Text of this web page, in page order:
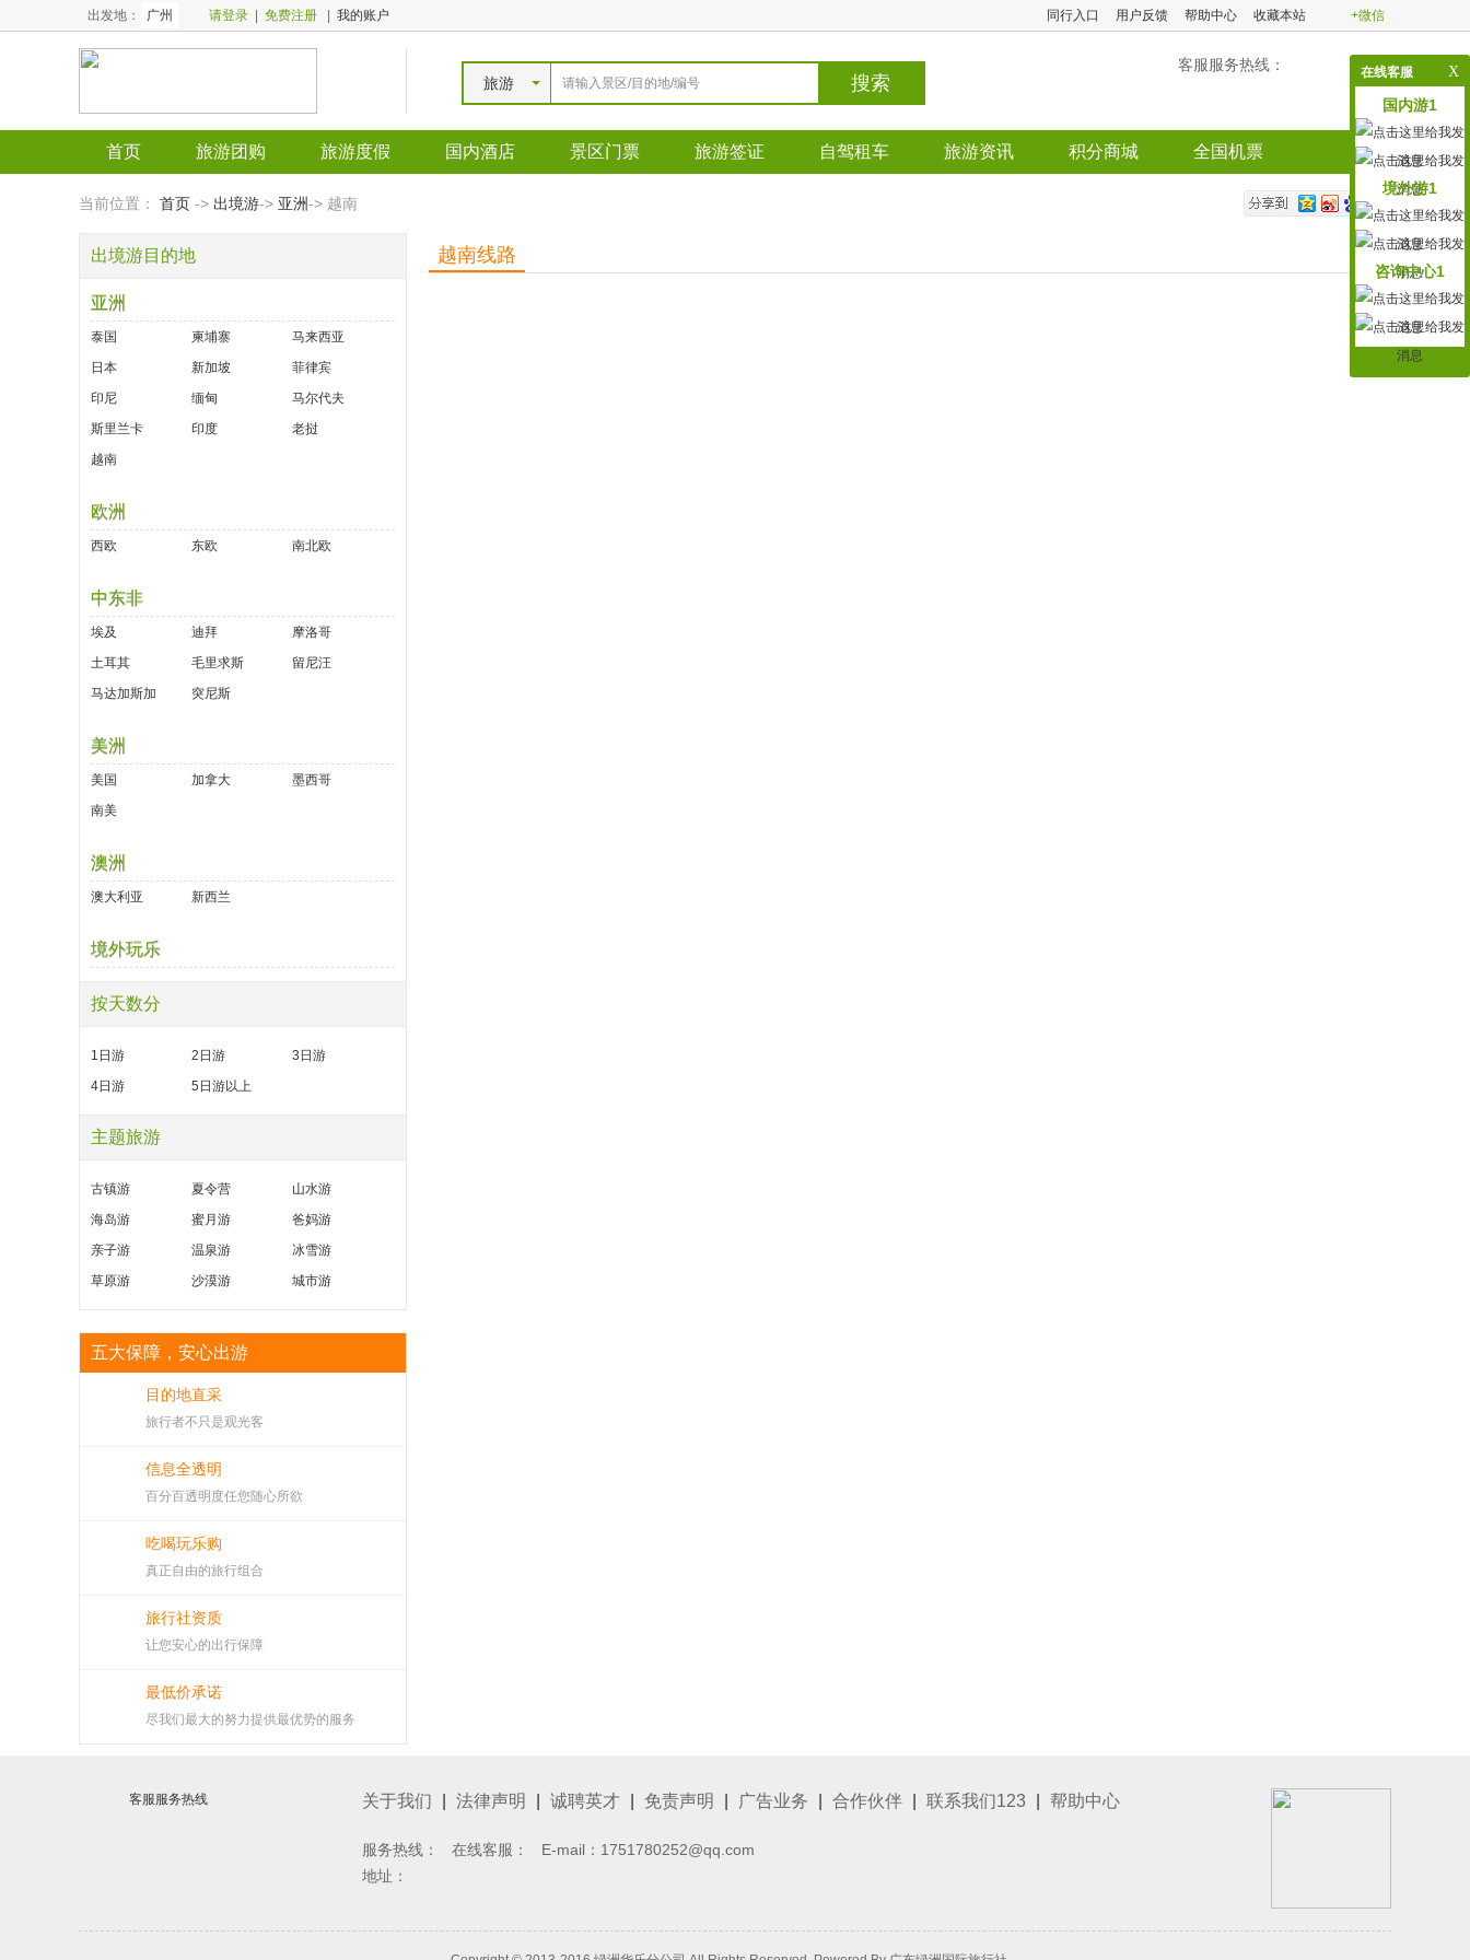
出发地： 广州 请登录 免费注册 我的账户 同行入口 用户反馈 帮助中心 收藏本站 +微信
旅游
客服服务热线：
首页 旅游团购 旅游度假 国内酒店 景区门票 旅游签证 自驾租车 旅游资讯 积分商城 全国机票
全国酒店 全国门票
当前位置： 首页 -> 出境游-> 亚洲-> 越南
出境游目的地
亚洲
泰国 柬埔寨
马来西亚
日本
新加坡
菲律宾
印尼
缅甸
马尔代夫
斯里兰卡
印度
老挝
越南
欧洲
西欧 东欧 南北欧
中东非
埃及 迪拜
摩洛哥
土耳其
毛里求斯
留尼汪
马达加斯加
突尼斯
美洲
美国 加拿大
墨西哥
南美
澳洲
澳大利亚 新西兰
境外玩乐
按天数分
1日游 2日游
3日游
4日游
5日游以上
主题旅游
古镇游 夏令营
山水游
海岛游
蜜月游
爸妈游
亲子游
温泉游
冰雪游
草原游
沙漠游 城市游
五大保障，安心出游
目的地直采
旅行者不只是观光客
信息全透明
百分百透明度任您随心所欲
吃喝玩乐购
真正自由的旅行组合
旅行社资质
让您安心的出行保障
最低价承诺
尽我们最大的努力提供最优势的服务
越南线路
X
在线客服
国内游1
境外游1
咨询中心1
客服服务热线 关于我们 法律声明 诚聘英才 免责声明 广告业务 合作伙伴 联系我们123 帮助中心
服务热线： 在线客服：
E-mail：1751780252@qq.com
地址：